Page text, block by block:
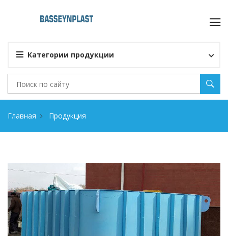
Категории продукции
Главная Продукция